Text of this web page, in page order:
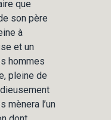
que
son père
à
et un
hommes
pleine de
mènera l’un